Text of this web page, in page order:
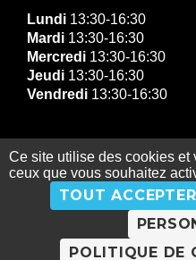
Lundi 13:30-16:30
Mardi 13:30-16:30
Mercredi 13:30-16:30
Jeudi 13:30-16:30
Vendredi 13:30-16:30
© Copyright Mairie de
Gestion des données
Mentions légales|
Ce site utilise des cookies et
ceux que vous souhaitez
TOUT ACCEPTER
POLITIQUE DE